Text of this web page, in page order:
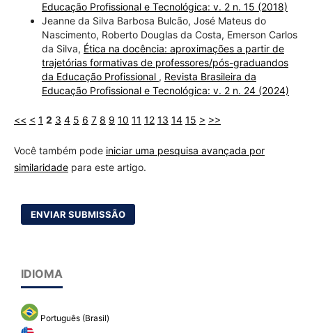
Educação Profissional e Tecnológica: v. 2 n. 15 (2018)
Jeanne da Silva Barbosa Bulcão, José Mateus do
Nascimento, Roberto Douglas da Costa, Emerson Carlos
da Silva, Ética na docência: aproximações a partir de
trajetórias formativas de professores/pós-graduandos
da Educação Profissional , Revista Brasileira da
Educação Profissional e Tecnológica: v. 2 n. 24 (2024)
<< < 1 2 3 4 5 6 7 8 9 10 11 12 13 14 15 > >>
Você também pode iniciar uma pesquisa avançada por
similaridadepara este artigo.
ENVIAR SUBMISSÃO
IDIOMA
Português (Brasil)